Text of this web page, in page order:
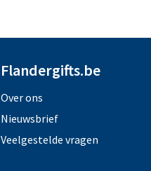
Flandergifts.be
Over ons
Nieuwsbrief
Veelgestelde vragen